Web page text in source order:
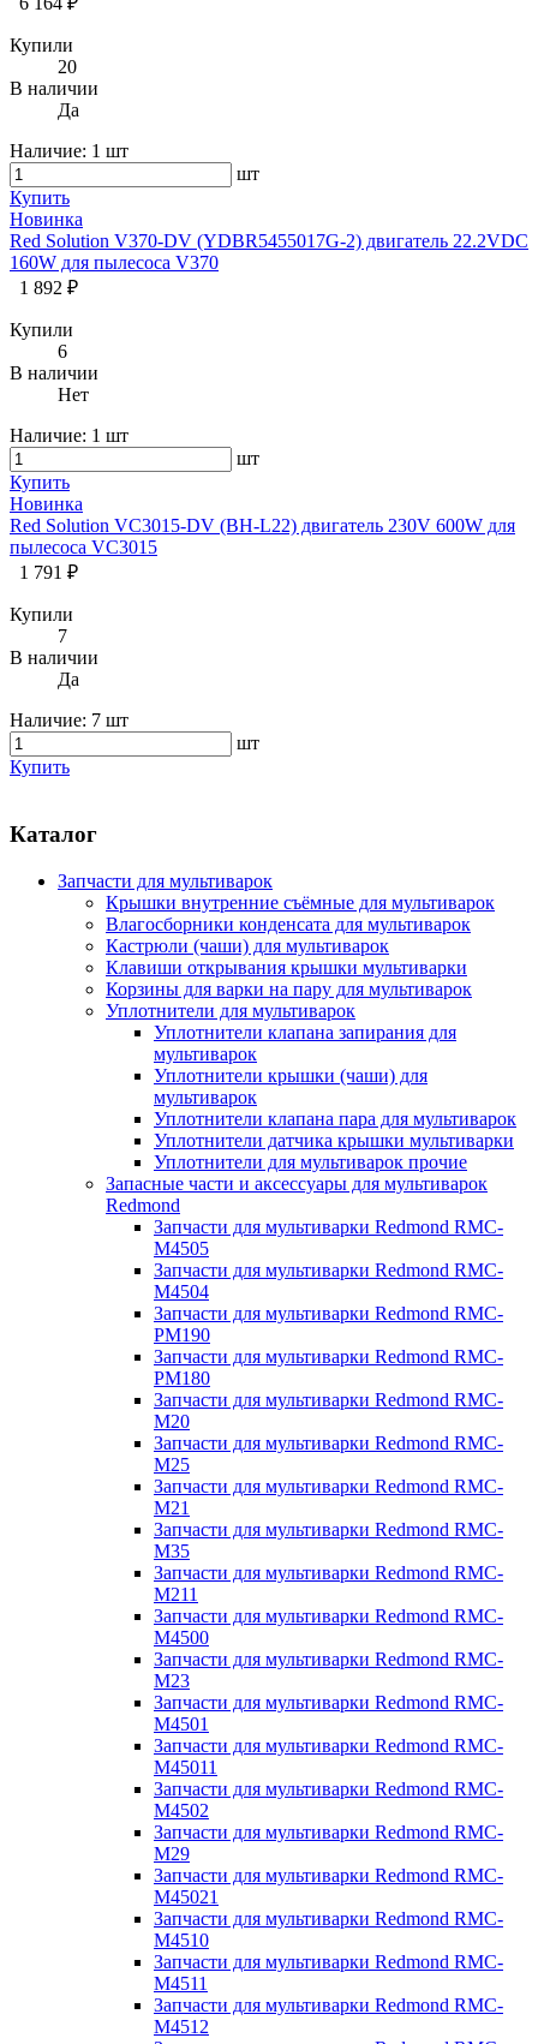
Купили
20
В наличии
Да
Наличие: 1 шт
шт
Купить
Новинка
Red Solution V370-DV (YDBR5455017G-2) двигатель 22.2VDC
160W для пылесоса V370
1 892 ₽
Купили
6
В наличии
Нет
Наличие: 1 шт
шт
Купить
Новинка
Red Solution VC3015-DV (BH-L22) двигатель 230V 600W для
пылесоса VC3015
1 791 ₽
Купили
7
В наличии
Да
Наличие: 7 шт
шт
Купить
Каталог
Запчасти для мультиварок
Крышки внутренние съёмные для мультиварок
Влагосборники конденсата для мультиварок
Кастрюли (чаши) для мультиварок
Клавиши открывания крышки мультиварки
Корзины для варки на пару для мультиварок
Уплотнители для мультиварок
Уплотнители клапана запирания для
мультиварок
Уплотнители крышки (чаши) для
мультиварок
Уплотнители клапана пара для мультиварок
Уплотнители датчика крышки мультиварки
Уплотнители для мультиварок прочие
Запасные части и аксессуары для мультиварок
Redmond
Запчасти для мультиварки Redmond RMC-
M4505
Запчасти для мультиварки Redmond RMC-
M4504
Запчасти для мультиварки Redmond RMC-
PM190
Запчасти для мультиварки Redmond RMC-
PM180
Запчасти для мультиварки Redmond RMC-
M20
Запчасти для мультиварки Redmond RMC-
M25
Запчасти для мультиварки Redmond RMC-
M21
Запчасти для мультиварки Redmond RMC-
M35
Запчасти для мультиварки Redmond RMC-
M211
Запчасти для мультиварки Redmond RMC-
M4500
Запчасти для мультиварки Redmond RMC-
M23
Запчасти для мультиварки Redmond RMC-
M4501
Запчасти для мультиварки Redmond RMC-
M45011
Запчасти для мультиварки Redmond RMC-
M4502
Запчасти для мультиварки Redmond RMC-
M29
Запчасти для мультиварки Redmond RMC-
M45021
Запчасти для мультиварки Redmond RMC-
M4510
Запчасти для мультиварки Redmond RMC-
M4511
Запчасти для мультиварки Redmond RMC-
M4512